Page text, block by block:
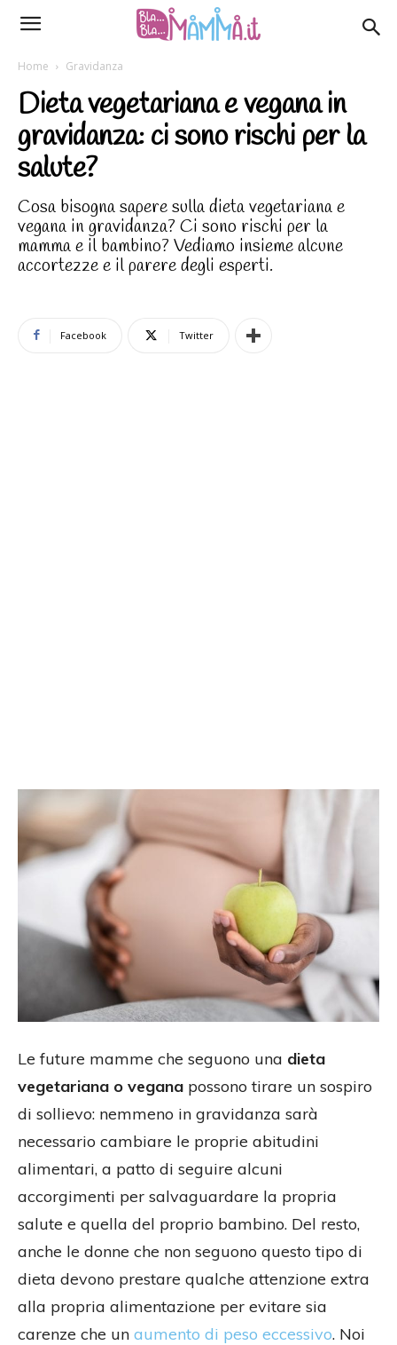
Home Gravidanza
Dieta vegetariana e vegana in
gravidanza: ci sono rischi per la
salute?
Cosa bisogna sapere sulla dieta vegetariana e
vegana in gravidanza? Ci sono rischi per la
mamma e il bambino? Vediamo insieme alcune
accortezze e il parere degli esperti.
Facebook Twitter
Le future mamme che seguono una dieta
vegetariana o vegana possono tirare un sospiro
di sollievo: nemmeno in gravidanza sarà
necessario cambiare le proprie abitudini
alimentari, a patto di seguire alcuni
accorgimenti per salvaguardare la propria
salute e quella del proprio bambino. Del resto,
anche le donne che non seguono questo tipo di
dieta devono prestare qualche attenzione extra
alla propria alimentazione per evitare sia
carenze che un aumento di peso eccessivo. Noi